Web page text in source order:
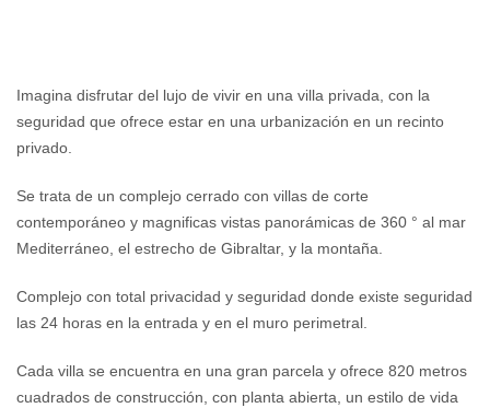
Imagina disfrutar del lujo de vivir en una villa privada, con la
seguridad que ofrece estar en una urbanización en un recinto
privado.
Se trata de un complejo cerrado con villas de corte
contemporáneo y magnificas vistas panorámicas de 360 ° al mar
Mediterráneo, el estrecho de Gibraltar, y la montaña.
Complejo con total privacidad y seguridad donde existe seguridad
las 24 horas en la entrada y en el muro perimetral.
Cada villa se encuentra en una gran parcela y ofrece 820 metros
cuadrados de construcción, con planta abierta, un estilo de vida